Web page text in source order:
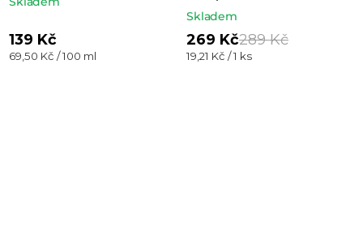
139 Kč
Měrná
69,50 Kč / 100 ml
Skladem
269 Kč289 Kč
Měrná
19,21 Kč / 1 ks